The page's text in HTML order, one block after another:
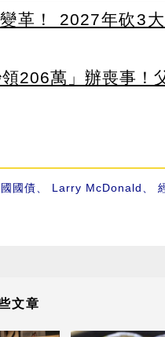
革！ 2027年砍3
206萬」辦喪事！
國債 Larry McDonald
文章